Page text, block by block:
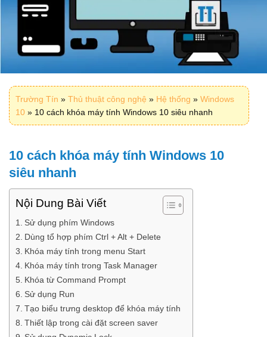
Trường Tín » Thủ thuật công nghệ » Hệ thống » Windows
10 » 10 cách khóa máy tính Windows 10 siêu nhanh
10 cách khóa máy tính Windows 10
siêu nhanh
Nội Dung Bài Viết
Sử dụng phím Windows
Dùng tổ hợp phím Ctrl + Alt + Delete
Khóa máy tính trong menu Start
Khóa máy tính trong Task Manager
Khóa từ Command Prompt
Sử dụng Run
Tạo biểu trưng desktop để khóa máy tính
Thiết lập trong cài đặt screen saver